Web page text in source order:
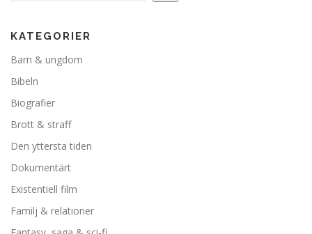
KATEGORIER
Barn & ungdom
Bibeln
Biografier
Brott & straff
Den yttersta tiden
Dokumentärt
Existentiell film
Familj & relationer